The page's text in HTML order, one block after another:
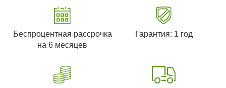
Беспроцентная рассрочка
на 6 месяцев
Гарантия: 1 год